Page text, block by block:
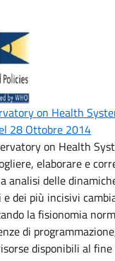
on Health
28 Ottobre 2014
on Health
elaborare e
analisi delle
dei più incisivi
la fisionomia
di
disponibili al